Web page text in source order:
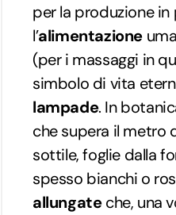
per la produzione
l’alimentazione
(per i massaggi in
simbolo di vita
lampade. In
che supera il metro
sottile, foglie dalla
spesso bianchi o
allungateche, una